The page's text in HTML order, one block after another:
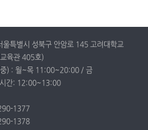
특별시 성북구 안암로 145 고려대학교
육관 405호)
중) : 월~목 11:00~20:00 / 금
간: 12:00~13:00
1377
1378